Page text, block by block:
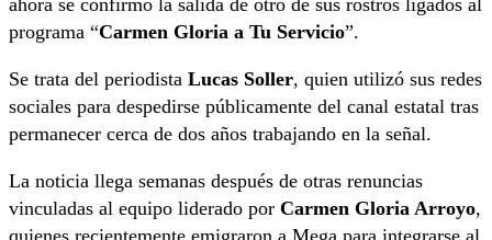
ahora se confirmó la salida de otro de sus rostros ligados al
programa “Carmen Gloria a Tu Servicio”.
Se trata del periodista Lucas Soller, quien utilizó sus redes
sociales para despedirse públicamente del canal estatal tras
permanecer cerca de dos años trabajando en la señal.
La noticia llega semanas después de otras renuncias
vinculadas al equipo liderado por Carmen Gloria Arroyo,